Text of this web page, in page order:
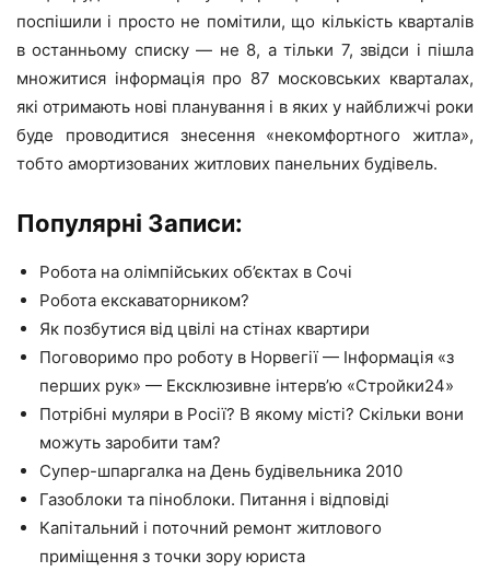
поспішили і просто не помітили, що кількість кварталів
в останньому списку — не 8, а тільки 7, звідси і пішла
множитися інформація про 87 московських кварталах,
які отримають нові планування і в яких у найближчі роки
буде проводитися знесення «некомфортного житла»,
тобто амортизованих житлових панельних будівель.
Популярні Записи:
Робота на олімпійських об’єктах в Сочі
Робота екскаваторником?
Як позбутися від цвілі на стінах квартири
Поговоримо про роботу в Норвегії — Інформація «з
перших рук» — Ексклюзивне інтерв’ю «Стройки24»
Потрібні муляри в Росії? В якому місті? Скільки вони
можуть заробити там?
Супер-шпаргалка на День будівельника 2010
Газоблоки та піноблоки. Питання і відповіді
Капітальний і поточний ремонт житлового
приміщення з точки зору юриста